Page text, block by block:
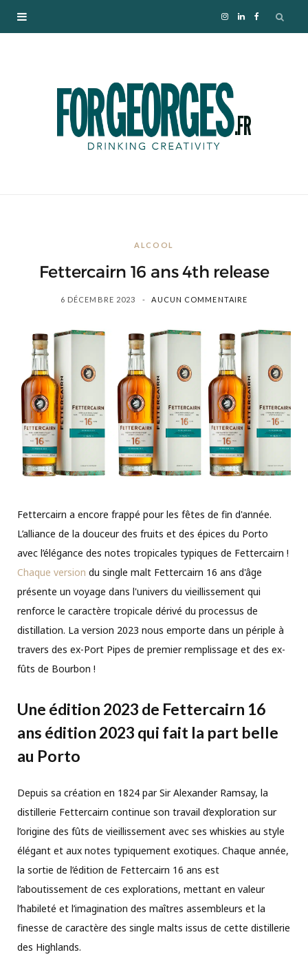
I
s
m
L
k
ALCOOL
Fettercairn 16 ans 4th release
6 DÉCEMBRE 2023 AUCUN COMMENTAIRE
Fettercairn a encore frappé pour les fêtes de fin d'année.
L’alliance de la douceur des fruits et des épices du Porto
avec l’élégance des notes tropicales typiques de Fettercairn !
Chaque version du single malt Fettercairn 16 ans d'âge
présente un voyage dans l'univers du vieillissement qui
renforce le caractère tropicale dérivé du processus de
distillation. La version 2023 nous emporte dans un périple à
travers des ex-Port Pipes de premier remplissage et des ex-
fûts de Bourbon !
Une édition 2023 de Fettercairn 16
ans édition 2023 qui fait la part belle
au Porto
Depuis sa création en 1824 par Sir Alexander Ramsay, la
distillerie Fettercairn continue son travail d’exploration sur
l’origine des fûts de vieillissement avec ses whiskies au style
élégant et aux notes typiquement exotiques. Chaque année,
la sortie de l’édition de Fettercairn 16 ans est
l’aboutissement de ces explorations, mettant en valeur
l’habileté et l’imagination des maîtres assembleurs et la
finesse de caractère des single malts issus de cette distillerie
des Highlands.